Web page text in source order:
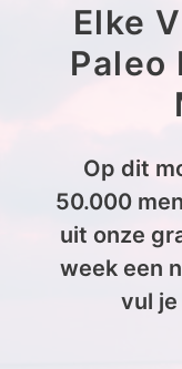
Elke
Paleo
Op dit
50.000
uit onze
week een
vul je